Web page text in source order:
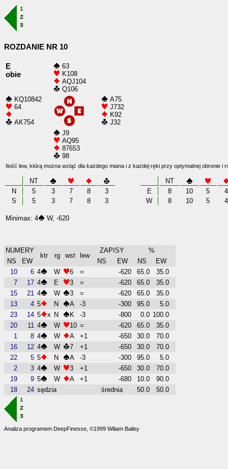
ROZDANIE NR 10
E
obie
63
K108
AQJ104
Q106
KQ10842
64
AK754
A75
J732
K92
J32
J9
AQ95
87653
98
Ilość lew, którą można wziąć dla każdego miana i z każdej ręki przy optymalnej obronie i
NT
NT
N
5 3 7 8 3 E 8 10 5
4
S
5 3 7 8 3 W 8 10 5 4
Minimax: 4 W, -620
NUMERY
ktr rg wst lew
ZAPISY
%
NS
EW NS EW NS
EW
10
6 4 W 6 = -620 65.0
35.0
7
17 4 E 3 = -620 65.0
35.0
15
21 4 W 3 = -620 65.0
35.0
13
4 5 N A -3 -300 95.0
5.0
23
14 5 x N K -3 -800 0.0 100.0
20
11 4 W 10 = -620 65.0
35.0
1
8 4 W A +1 -650 30.0
70.0
16
12 4 W 7 +1 -650 30.0
70.0
22
5 5 N A -3 -300 95.0
5.0
2
3 4 W 3 +1 -650 30.0
70.0
19
9 5 W A +1 -680 10.0
90.0
18
24 sędzia średnia 50.0 50.0
Analiza programem DeepFinesse, ©1999 Wiliam Bailey